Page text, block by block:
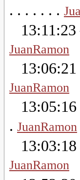
. . . . . . .
13:11:23
JuanRamon
13:06:21
JuanRamon
13:05:16
. JuanRamon
13:03:18
JuanRamon